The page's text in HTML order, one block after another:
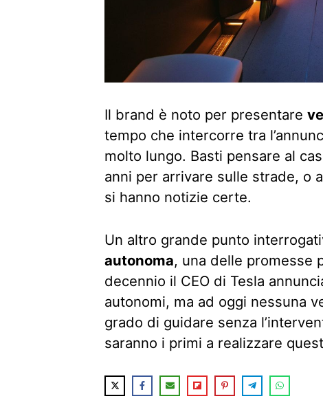
Il brand è noto per presentare
tempo che intercorre tra
molto lungo. Basti pensare al
anni per arrivare sulle strade, o
si hanno notizie certe.
Un altro grande punto
autonoma, una delle promesse
decennio il CEO di Tesla
autonomi, ma ad oggi nessuna
grado di guidare senza
saranno i primi a realizzare